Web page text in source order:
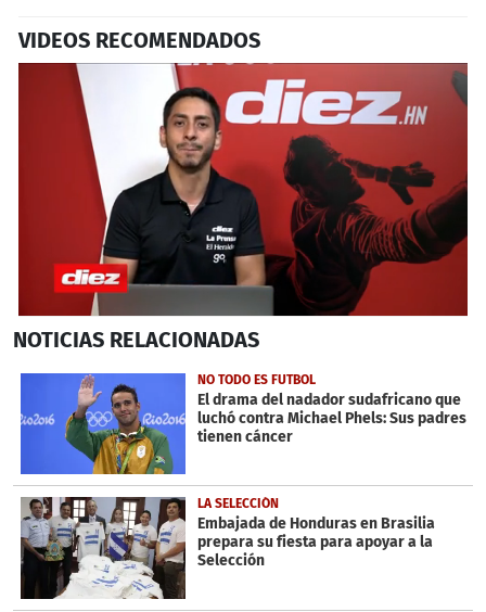
VIDEOS RECOMENDADOS
seconds
6
minutes,
51
seconds
NOTICIAS RELACIONADAS
NO TODO ES FUTBOL
El drama del nadador sudafricano que
luchó contra Michael Phels: Sus padres
tienen cáncer
LA SELECCIÓN
Embajada de Honduras en Brasilia
prepara su fiesta para apoyar a la
Selección